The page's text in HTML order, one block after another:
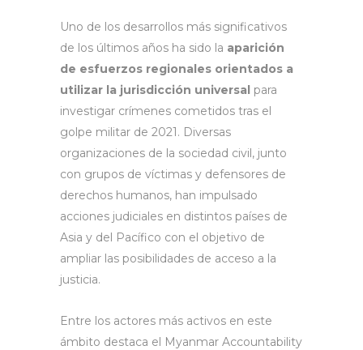
Uno de los desarrollos más significativos
de los últimos años ha sido la aparición
de esfuerzos regionales orientados a
utilizar la jurisdicción universal para
investigar crímenes cometidos tras el
golpe militar de 2021. Diversas
organizaciones de la sociedad civil, junto
con grupos de víctimas y defensores de
derechos humanos, han impulsado
acciones judiciales en distintos países de
Asia y del Pacífico con el objetivo de
ampliar las posibilidades de acceso a la
justicia.
Entre los actores más activos en este
ámbito destaca el Myanmar Accountability